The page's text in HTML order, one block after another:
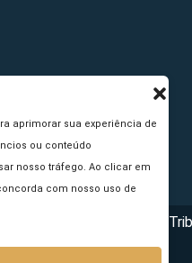
aprimorar sua experiência de
ou conteúdo
nosso tráfego. Ao clicar em
com nosso uso de
2026 - Portal da Reforma